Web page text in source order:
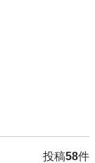
投稿58件